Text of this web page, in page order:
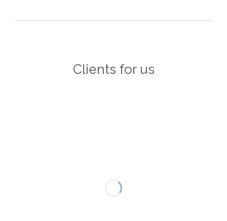
Clients for us